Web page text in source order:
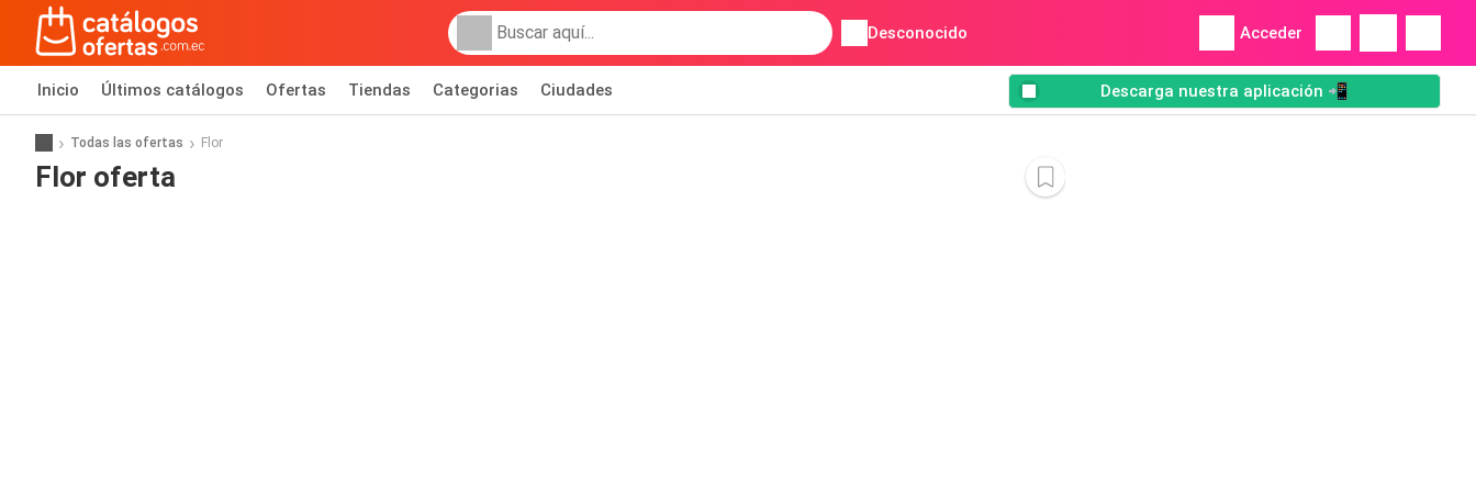
Desconocido Acceder
Inicio Últimos catálogos Ofertas Tiendas Categorias Ciudades Descarga nuestra aplicación 📲
Todas las ofertas Flor
Flor oferta